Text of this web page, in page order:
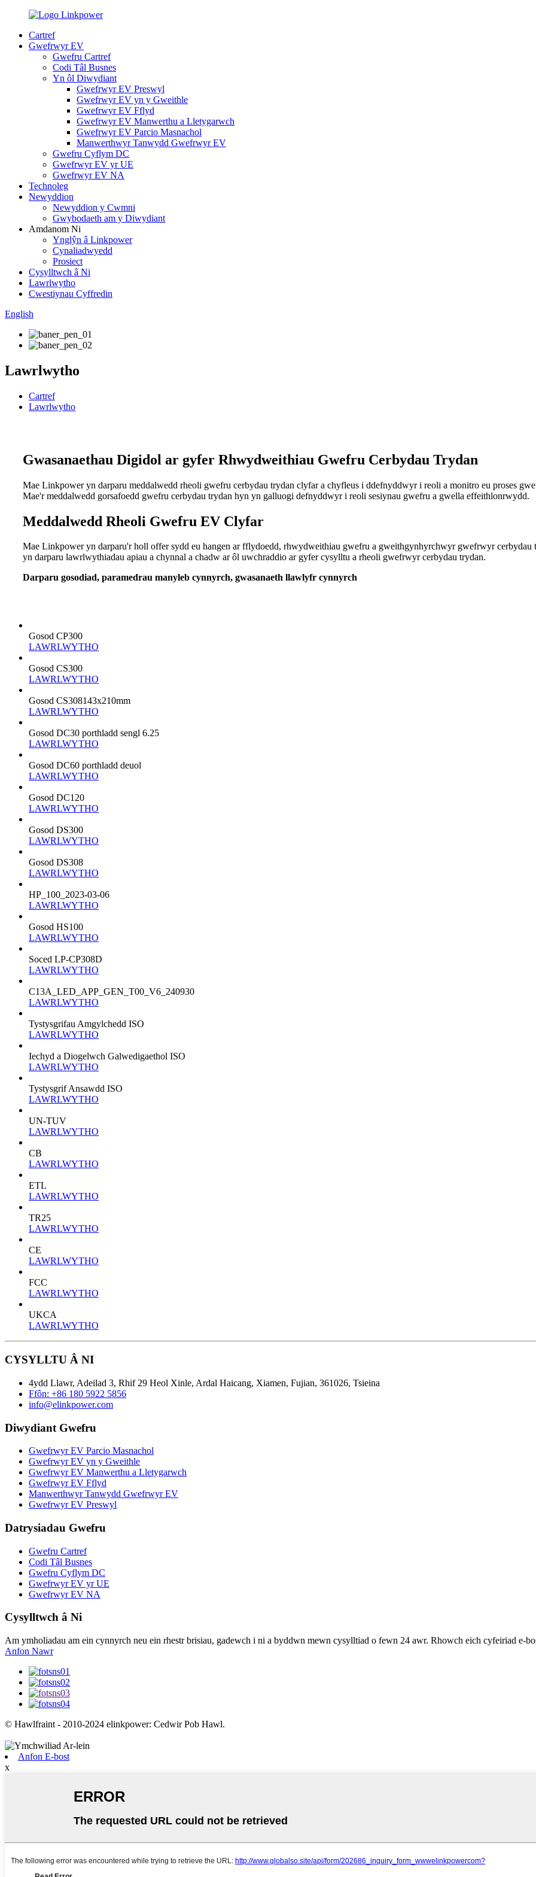
Cartref
Gwefrwyr EV
Gwefru Cartref
Codi Tâl Busnes
Yn ôl Diwydiant
Gwefrwyr EV Preswyl
Gwefrwyr EV yn y Gweithle
Gwefrwyr EV Fflyd
Gwefrwyr EV Manwerthu a Lletygarwch
Gwefrwyr EV Parcio Masnachol
Manwerthwyr Tanwydd Gwefrwyr EV
Gwefru Cyflym DC
Gwefrwyr EV yr UE
Gwefrwyr EV NA
Technoleg
Newyddion
Newyddion y Cwmni
Gwybodaeth am y Diwydiant
Amdanom Ni
Ynglŷn â Linkpower
Cynaliadwyedd
Prosiect
Cysylltwch â Ni
Lawrlwytho
Cwestiynau Cyffredin
English
Lawrlwytho
Cartref
Lawrlwytho
Gwasanaethau Digidol ar gyfer Rhwydweithiau Gwefru Cerbydau Trydan
Mae Linkpower yn darparu meddalwedd rheoli gwefru cerbydau trydan clyfar a chyfleus i ddefnyddwyr i reoli a monitro eu proses
Mae'r meddalwedd gorsafoedd gwefru cerbydau trydan hyn yn galluogi defnyddwyr i reoli sesiynau gwefru a gwella effeithlonrwydd.
Meddalwedd Rheoli Gwefru EV Clyfar
Mae Linkpower yn darparu'r holl offer sydd eu hangen ar fflydoedd, rhwydweithiau gwefru a gweithgynhyrchwyr gwefrwyr cerbydau
yn darparu lawrlwythiadau apiau a chynnal a chadw ar ôl uwchraddio ar gyfer cysylltu a rheoli gwefrwyr cerbydau trydan.
Darparu gosodiad, paramedrau manyleb cynnyrch, gwasanaeth llawlyfr cynnyrch
Gosod CP300
LAWRLWYTHO
Gosod CS300
LAWRLWYTHO
Gosod CS308143x210mm
LAWRLWYTHO
Gosod DC30 porthladd sengl 6.25
LAWRLWYTHO
Gosod DC60 porthladd deuol
LAWRLWYTHO
Gosod DC120
LAWRLWYTHO
Gosod DS300
LAWRLWYTHO
Gosod DS308
LAWRLWYTHO
HP_100_2023-03-06
LAWRLWYTHO
Gosod HS100
LAWRLWYTHO
Soced LP-CP308D
LAWRLWYTHO
C13A_LED_APP_GEN_T00_V6_240930
LAWRLWYTHO
Tystysgrifau Amgylchedd ISO
LAWRLWYTHO
Iechyd a Diogelwch Galwedigaethol ISO
LAWRLWYTHO
Tystysgrif Ansawdd ISO
LAWRLWYTHO
UN-TUV
LAWRLWYTHO
CB
LAWRLWYTHO
ETL
LAWRLWYTHO
TR25
LAWRLWYTHO
CE
LAWRLWYTHO
FCC
LAWRLWYTHO
UKCA
LAWRLWYTHO
CYSYLLTU Â NI
4ydd Llawr, Adeilad 3, Rhif 29 Heol Xinle, Ardal Haicang, Xiamen, Fujian, 361026, Tsieina
Ffôn: +86 180 5922 5856
info@elinkpower.com
Diwydiant Gwefru
Gwefrwyr EV Parcio Masnachol
Gwefrwyr EV yn y Gweithle
Gwefrwyr EV Manwerthu a Lletygarwch
Gwefrwyr EV Fflyd
Manwerthwyr Tanwydd Gwefrwyr EV
Gwefrwyr EV Preswyl
Datrysiadau Gwefru
Gwefru Cartref
Codi Tâl Busnes
Gwefru Cyflym DC
Gwefrwyr EV yr UE
Gwefrwyr EV NA
Cysylltwch â Ni
Am ymholiadau am ein cynnyrch neu ein rhestr brisiau, gadewch i ni a byddwn mewn cysylltiad o fewn 24 awr. Rhowch eich cyfeiriad e-
Anfon Nawr
© Hawlfraint - 2010-2024 elinkpower: Cedwir Pob Hawl.
Anfon E-bost
x